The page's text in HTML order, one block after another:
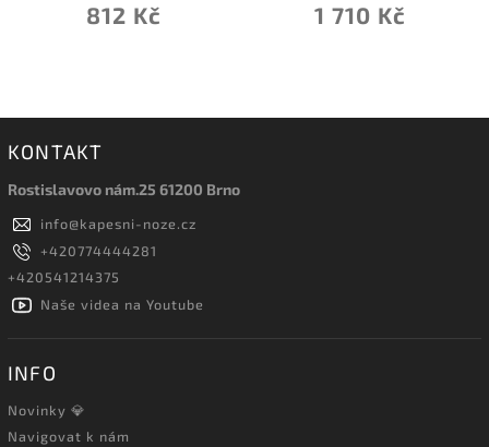
812 Kč 1 710 Kč
KONTAKT
Rostislavovo nám.25 61200 Brno
info@kapesni-noze.cz
+420774444281
+420541214375
Naše videa na Youtube
INFO
Novinky 💎
Navigovat k nám